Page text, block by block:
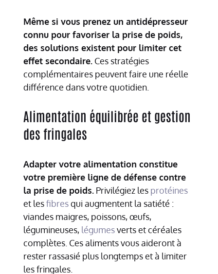
Même si vous prenez un antidépresseur
connu pour favoriser la prise de poids,
des solutions existent pour limiter cet
effet secondaire. Ces stratégies
complémentaires peuvent faire une réelle
différence dans votre quotidien.
Alimentation équilibrée et gestion
des fringales
Adapter votre alimentation constitue
votre première ligne de défense contre
la prise de poids. Privilégiez les protéines
et lesfibresqui augmentent la satiété :
viandes maigres, poissons, œufs,
légumineuses, légumesverts et céréales
complètes. Ces aliments vous aideront à
rester rassasié plus longtemps et à limiter
les fringales.